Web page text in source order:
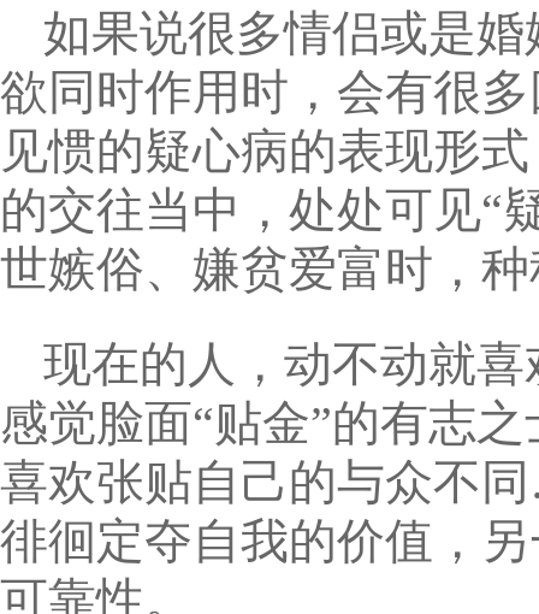
如果说很多情侣或是
欲同时作用时，会有很
见惯的疑心病的表现形
的交往当中，处处可见“
世嫉俗、嫌贫爱富时，
现在的人，动不动就
感觉脸面“贴金”的有志
喜欢张贴自己的与众不
徘徊定夺自我的价值，
可靠性。